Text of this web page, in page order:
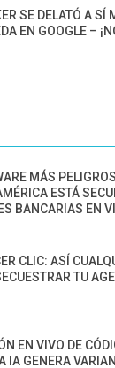
SE DELATÓ A SÍ
EN GOOGLE –
MÁS
ESTÁ
BANCARIAS EN
CLIC: ASÍ
TU
EN VIVO DE
IA GENERA